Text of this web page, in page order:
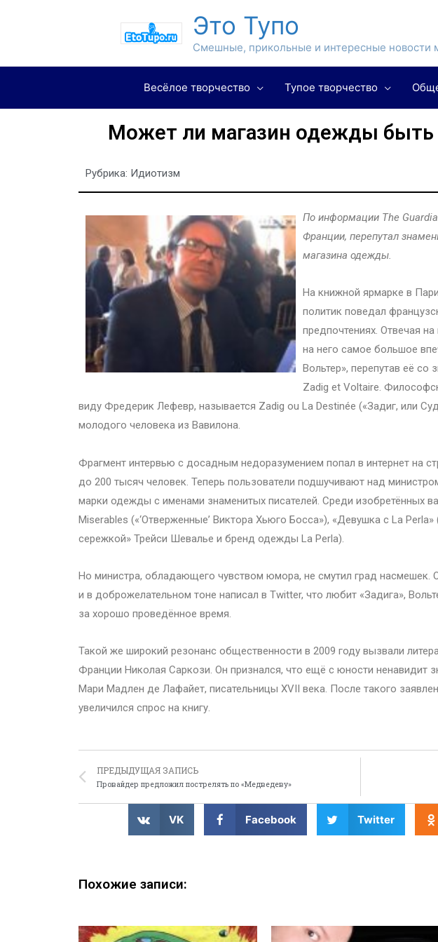
Это Тупо
Смешные, прикольные и интересные новости
Весёлое творчество Тупое творчество
Может ли магазин одежды быть
Рубрика: Идиотизм
По информации The
Франции, перепутал
магазина одежды.
На книжной ярмарке в
политик поведал
предпочтениях. Отвечая
на него самое большое
Вольтер», перепутав её
Zadig et Voltaire.
виду Фредерик Лефевр, называется Zadig ou La Destinée («Задиг, или
молодого человека из Вавилона.
Фрагмент интервью с досадным недоразумением попал в интернет на
до 200 тысяч человек. Теперь пользователи подшучивают над
марки одежды с именами знаменитых писателей. Среди изобретённых
Misеrables («‘Отверженные’ Виктора Хьюго Босса»), «Девушка с La
сережкой» Трейси Шевалье и бренд одежды La Perla).
Но министра, обладающего чувством юмора, не смутил град насмешек.
и в доброжелательном тоне написал в Twitter, что любит «Задига»,
за хорошо проведённое время.
Такой же широкий резонанс общественности в 2009 году вызвали
Франции Николая Саркози. Он признался, что ещё с юности ненавидит
Мари Мадлен де Лафайет, писательницы XVII века. После такого
увеличился спрос на книгу.
ПРЕДЫДУЩАЯ ЗАПИСЬ
Провайдер предложил пострелять по «Медведеву»
VK Facebook Twitter
Похожие записи: